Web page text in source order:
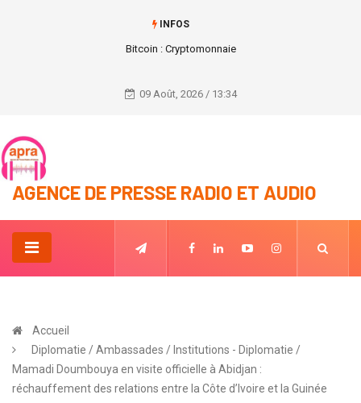
INFOS
Bitcoin : Cryptomonnaie
09 Août, 2026 / 13:34
AGENCE DE PRESSE RADIO ET AUDIO
Accueil
Diplomatie / Ambassades / Institutions - Diplomatie /
Mamadi Doumbouya en visite officielle à Abidjan :
réchauffement des relations entre la Côte d’Ivoire et la Guinée